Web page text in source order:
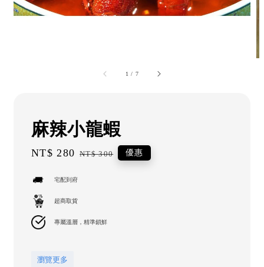
1 / 7
麻辣小龍蝦
Sale
NT$ 280 Regular
NT$ 300 優惠
宅配到府
超商取貨
專屬溫層，精準鎖鮮
瀏覽更多